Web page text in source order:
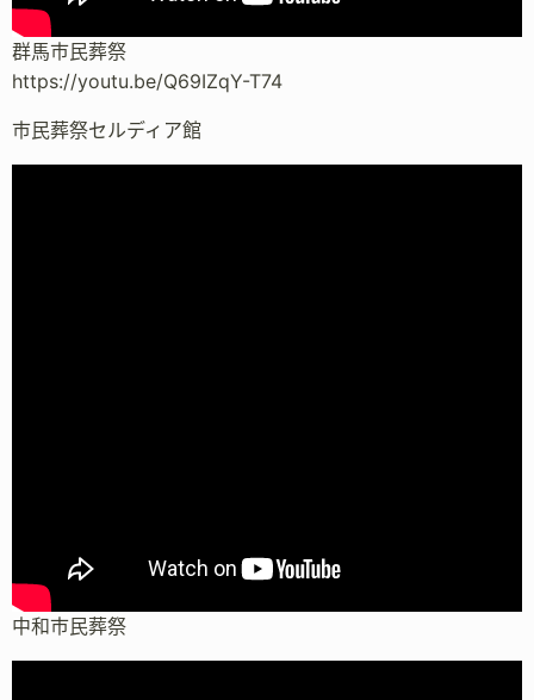
群馬市民葬祭
https://youtu.be/Q69IZqY-T74
市民葬祭セルディア館
中和市民葬祭